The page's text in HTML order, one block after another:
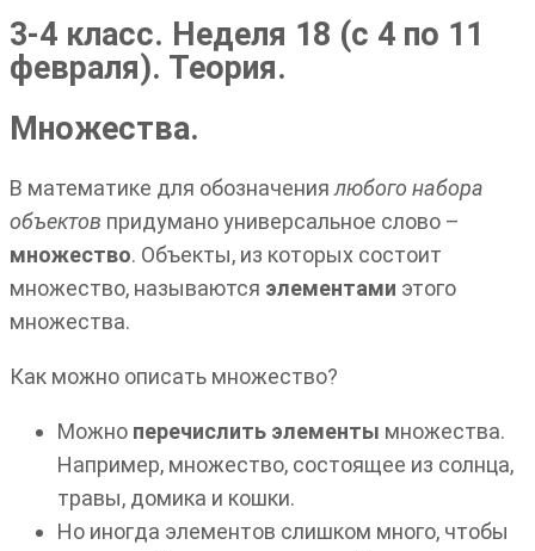
3-4 класс. Неделя 18 (с 4 по 11
февраля). Теория.
Множества.
В математике для обозначениялюбого набора
объектов придумано универсальное слово –
множество. Объекты, из которых состоит
множество, называются элементами этого
множества.
Как можно описать множество?
Можно перечислить элементы множества.
Например, множество, состоящее из солнца,
травы, домика и кошки.
Но иногда элементов слишком много, чтобы